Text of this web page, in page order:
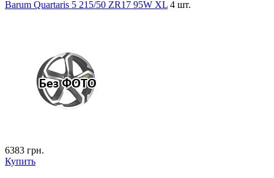
Barum Quartaris 5 215/50 ZR17 95W XL 4 шт.
6383 грн.
Купить